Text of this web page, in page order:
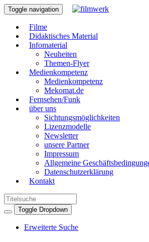
Toggle navigation
Filme
Didaktisches Material
Infomaterial
Neuheiten
Themen-Flyer
Medienkompetenz
Medienkompetenz
Mekomat.de
Fernsehen/Funk
über uns
Sichtungsmöglichkeiten
Lizenzmodelle
Newsletter
unsere Partner
Impressum
Allgemeine
Datenschutzerklärung
Kontakt
Toggle Dropdown
Erweiterte Suche